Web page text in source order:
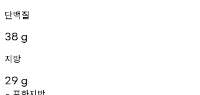
단백질
38 g
지방
29 g